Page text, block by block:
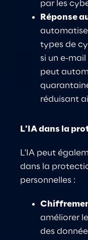
par les
Réponse
types de
si un e-
peut
réduisant
L'IA dans la
L'IA peut
dans la
personnelles :
améliorer
des